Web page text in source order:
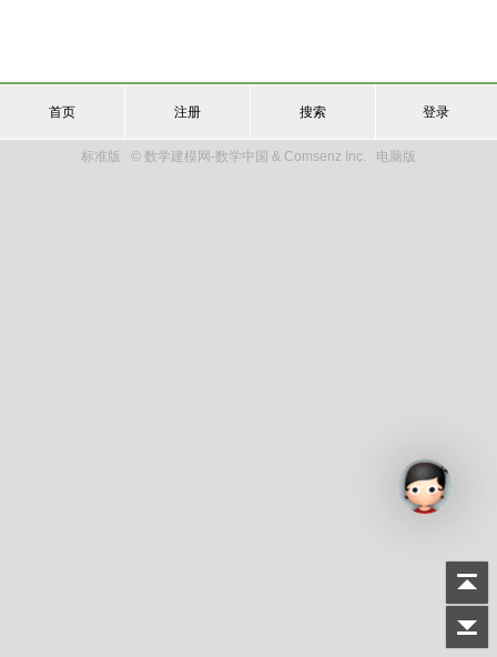
首页 注册 搜索 登录
标准版 © 数学建模网-数学中国 & Comsenz Inc. 电脑版